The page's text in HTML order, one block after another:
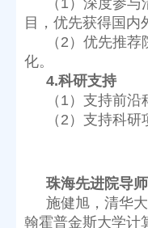
目，优先获得国内
化。
4.科研支持
（1）支持前
（2）支持科研
珠海先进院导